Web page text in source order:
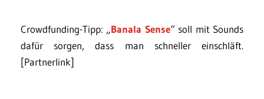
Crowdfunding-Tipp: „Banala Sense“ soll mit Sounds
dafür sorgen, dass man schneller einschläft.
[Partnerlink]